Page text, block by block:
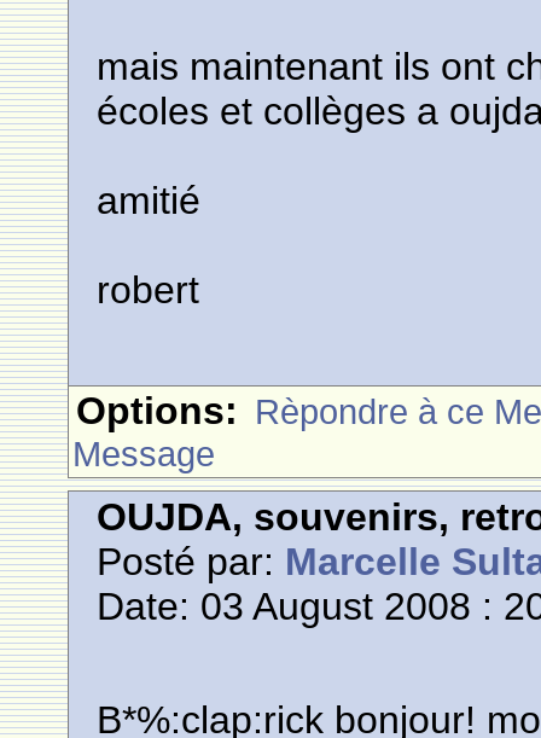
mais maintenant ils ont
écoles et collèges a
amitié
robert
Options: Rèpondre à ce
Message
OUJDA, souvenirs,
Posté par: Marcelle
Date: 03 August 2008 :
B*%:clap:rick bonjour!